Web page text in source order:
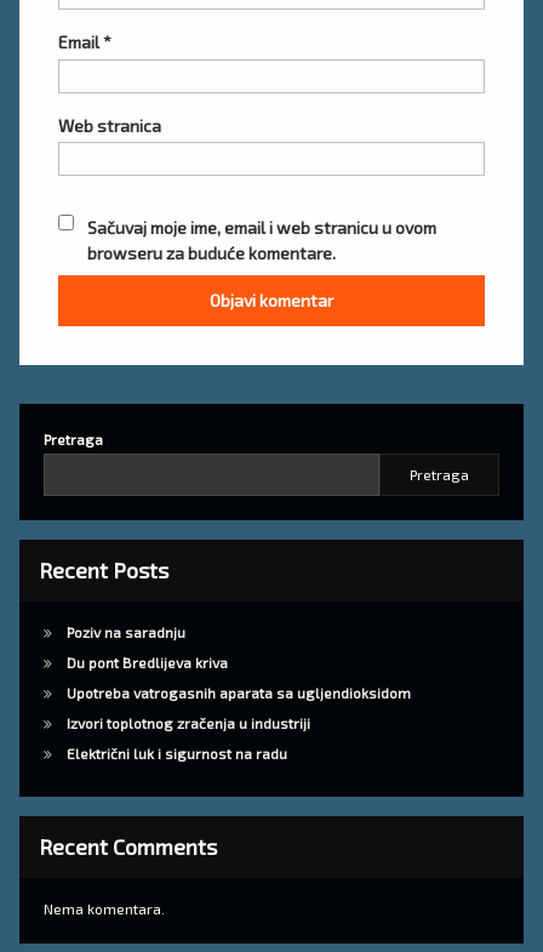
Email*
Web stranica
Sačuvaj moje ime, email i web stranicu u ovom
browseru za buduće komentare.
Pretraga
Pretraga
Recent Posts
Poziv na saradnju
Du pont Bredlijeva kriva
Upotreba vatrogasnih aparata sa ugljendioksidom
Izvori toplotnog zračenja u industriji
Električni luk i sigurnost na radu
Recent Comments
Nema komentara.